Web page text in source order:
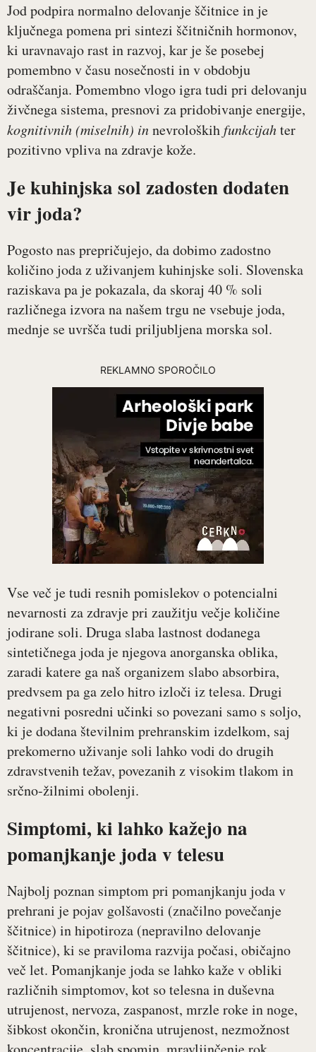
Jod podpira normalno delovanje ščitnice in je
ključnega pomena pri sintezi ščitničnih hormonov,
ki uravnavajo rast in razvoj, kar je še posebej
pomembno v času nosečnosti in v obdobju
odraščanja. Pomembno vlogo igra tudi pri delovanju
živčnega sistema, presnovi za pridobivanje energije,
kognitivnih (miselnih) innevrološkihfunkcijahter
pozitivno vpliva na zdravje kože.
Je kuhinjska sol zadosten dodaten
vir joda?
Pogosto nas prepričujejo, da dobimo zadostno
količino joda z uživanjem kuhinjske soli. Slovenska
raziskava pa je pokazala, da skoraj 40 % soli
različnega izvora na našem trgu ne vsebuje joda,
mednje se uvršča tudi priljubljena morska sol.
REKLAMNO SPOROČILO
Vse več je tudi resnih pomislekov o potencialni
nevarnosti za zdravje pri zaužitju večje količine
jodirane soli. Druga slaba lastnost dodanega
sintetičnega joda je njegova anorganska oblika,
zaradi katere ga naš organizem slabo absorbira,
predvsem pa ga zelo hitro izloči iz telesa. Drugi
negativni posredni učinki so povezani samo s soljo,
ki je dodana številnim prehranskim izdelkom, saj
prekomerno uživanje soli lahko vodi do drugih
zdravstvenih težav, povezanih z visokim tlakom in
srčno-žilnimi obolenji.
Simptomi, ki lahko kažejo na
pomanjkanje joda v telesu
Najbolj poznan simptom pri pomanjkanju joda v
prehrani je pojav golšavosti (značilno povečanje
ščitnice) in hipotiroza (nepravilno delovanje
ščitnice), ki se praviloma razvija počasi, običajno
več let. Pomanjkanje joda se lahko kaže v obliki
različnih simptomov, kot so telesna in duševna
utrujenost, nervoza, zaspanost, mrzle roke in noge,
šibkost okončin, kronična utrujenost, nezmožnost